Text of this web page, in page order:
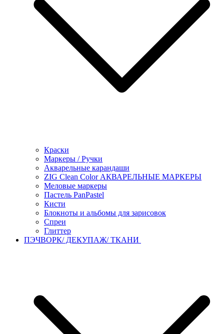
Краски
Маркеры / Ручки
Акварельные карандаши
ZIG Clean Color АКВАРЕЛЬНЫЕ МАРКЕРЫ
Меловые маркеры
Пастель PanPastel
Кисти
Блокноты и альбомы для зарисовок
Спреи
Глиттер
ПЭЧВОРК/ ДЕКУПАЖ/ ТКАНИ